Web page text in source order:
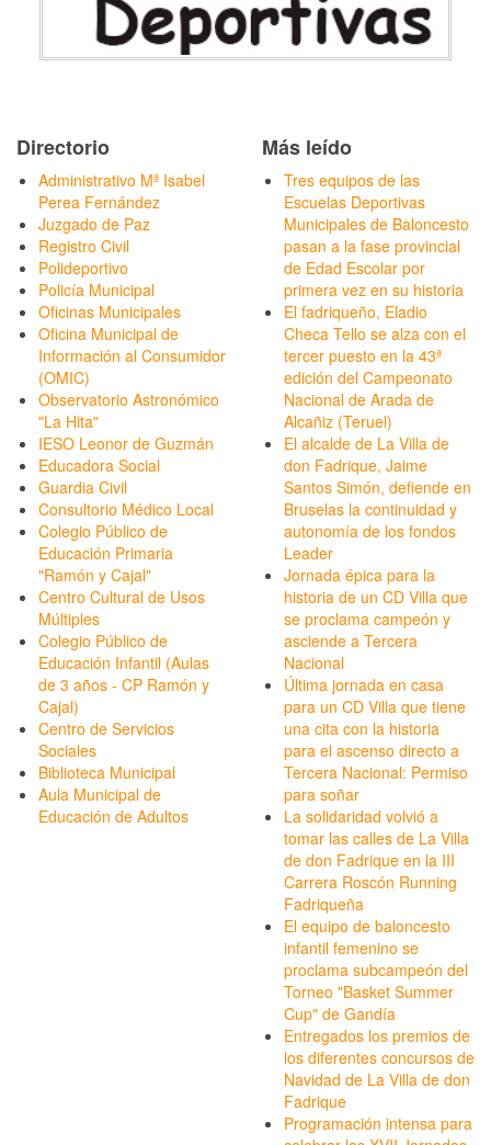
Directorio
Administrativo Mª Isabel
Perea Fernández
Juzgado de Paz
Registro Civil
Polideportivo
Policía Municipal
Oficinas Municipales
Oficina Municipal de
Información al Consumidor
(OMIC)
Observatorio Astronómico
"La Hita"
IESO Leonor de Guzmán
Educadora Social
Guardia Civil
Consultorio Médico Local
Colegio Público de
Educación Primaria
"Ramón y Cajal"
Centro Cultural de Usos
Múltiples
Colegio Público de
Educación Infantil (Aulas
de 3 años - CP Ramón y
Cajal)
Centro de Servicios
Sociales
Biblioteca Municipal
Aula Municipal de
Educación de Adultos
Más leído
Tres equipos de las
Escuelas Deportivas
Municipales de Baloncesto
pasan a la fase provincial
de Edad Escolar por
primera vez en su historia
El fadriqueño, Eladio
Checa Tello se alza con el
tercer puesto en la 43ª
edición del Campeonato
Nacional de Arada de
Alcañiz (Teruel)
El alcalde de La Villa de
don Fadrique, Jaime
Santos Simón, defiende en
Bruselas la continuidad y
autonomía de los fondos
Leader
Jornada épica para la
historia de un CD Villa que
se proclama campeón y
asciende a Tercera
Nacional
Última jornada en casa
para un CD Villa que tiene
una cita con la historia
para el ascenso directo a
Tercera Nacional: Permiso
para soñar
La solidaridad volvió a
tomar las calles de La Villa
de don Fadrique en la III
Carrera Roscón Running
Fadriqueña
El equipo de baloncesto
infantil femenino se
proclama subcampeón del
Torneo "Basket Summer
Cup" de Gandía
Entregados los premios de
los diferentes concursos de
Navidad de La Villa de don
Fadrique
Programación intensa para